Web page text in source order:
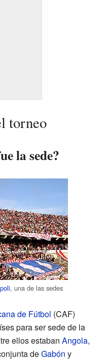
torneo
la sede?
, una de las sedes
de Fútbol (CAF)
para ser sede de la
ellos estaban Angola,
deGabón y